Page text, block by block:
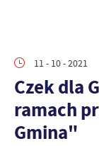
11 - 10 - 2021
Czek dla
ramach
Gmina"